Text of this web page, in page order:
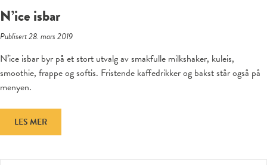
N’ice isbar
Publisert 28. mars 2019
N’ice isbar byr på et stort utvalg av smakfulle milkshaker, kuleis,
smoothie, frappe og softis. Fristende kaffedrikker og bakst står også på
menyen.
LES MER